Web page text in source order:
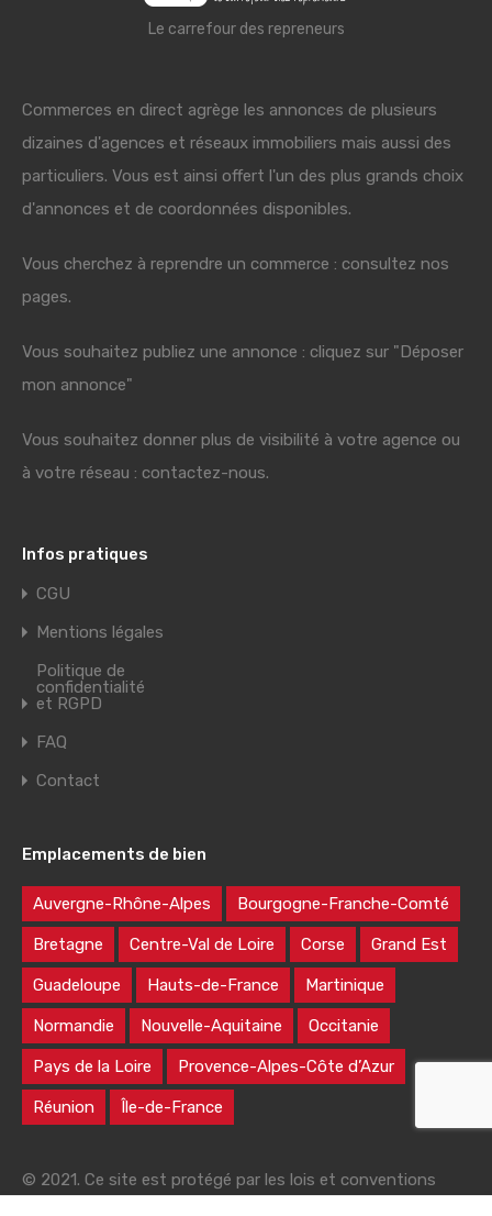
Le carrefour des repreneurs
Commerces en direct agrège les annonces de plusieurs
dizaines d'agences et réseaux immobiliers mais aussi des
particuliers. Vous est ainsi offert l'un des plus grands choix
d'annonces et de coordonnées disponibles.
Vous cherchez à reprendre un commerce : consultez nos
pages.
Vous souhaitez publiez une annonce : cliquez sur "Déposer
mon annonce"
Vous souhaitez donner plus de visibilité à votre agence ou
à votre réseau : contactez-nous.
Infos pratiques
CGU
Mentions légales
Politique de
confidentialité
et RGPD
FAQ
Contact
Emplacements de bien
Auvergne-Rhône-Alpes Bourgogne-Franche-Comté
Bretagne Centre-Val de Loire Corse Grand Est
Guadeloupe Hauts-de-France Martinique
Normandie Nouvelle-Aquitaine Occitanie
Pays de la Loire Provence-Alpes-Côte d’Azur
Réunion Île-de-France
© 2021. Ce site est protégé par les lois et conventions